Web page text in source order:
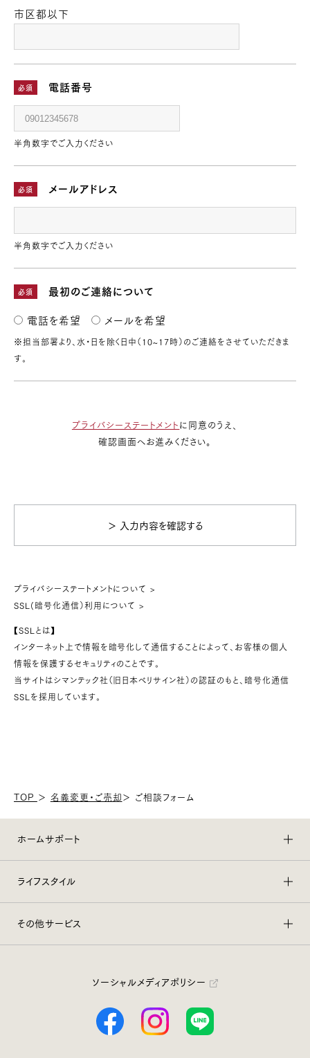
市区都以下
必須 電話番号
半角数字でご入力ください
必須 メールアドレス
半角数字でご入力ください
必須 最初のご連絡について
電話を希望 メールを希望
※担当部署より、水・日を除く日中（10~17時）のご連絡をさせていただきま
す。
プライバシーステートメントに同意のうえ、
確認画面へお進みください。
＞ 入力内容を確認する
プライバシーステートメントについて >
SSL(暗号化通信）利用について >
【SSLとは】
インターネット上で情報を暗号化して通信することによって、お客様の個人
情報を保護するセキュリティのことです。
当サイトはシマンテック社（旧日本ベリサイン社）の認証のもと、暗号化通信
SSLを採用しています。
TOP ＞ 名義変更・ご売却＞ ご相談フォーム
ホームサポート
ライフスタイル
その他サービス
ソーシャルメディアポリシー